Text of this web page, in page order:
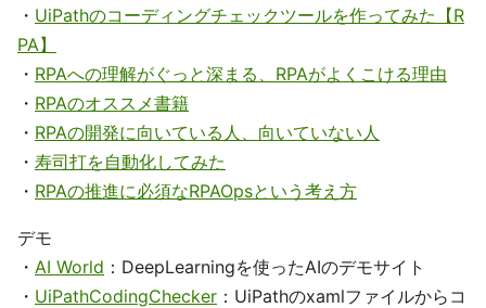
・ UiPathのコーディングチェックツールを作ってみた【R
PA】
・ RPAへの理解がぐっと深まる、RPAがよくこける理由
・ RPAのオススメ書籍
・ RPAの開発に向いている人、向いていない人
・ 寿司打を自動化してみた
・ RPAの推進に必須なRPAOpsという考え方
デモ
・ AI World ：DeepLearningを使ったAIのデモサイト
・ UiPathCodingChecker ：UiPathのxamlファイルからコ